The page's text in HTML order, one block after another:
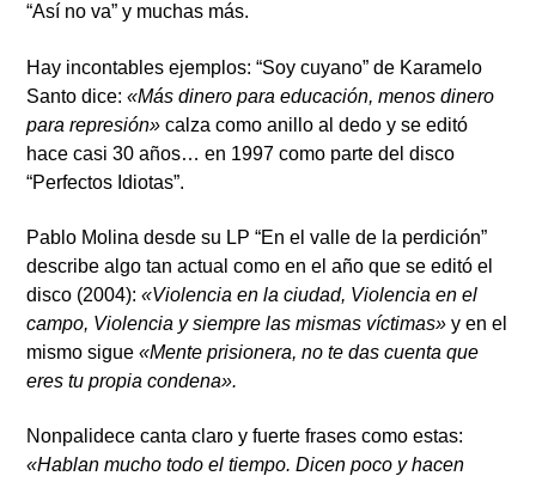
“Así no va” y muchas más.
Hay incontables ejemplos: “Soy cuyano” de Karamelo
Santo dice:«Más dinero para educación, menos dinero
para represión»calza como anillo al dedo y se editó
hace casi 30 años… en 1997 como parte del disco
“Perfectos Idiotas”.
Pablo Molina desde su LP “En el valle de la perdición”
describe algo tan actual como en el año que se editó el
disco (2004):«Violencia en la ciudad, Violencia en el
campo, Violencia y siempre las mismas víctimas»y en el
mismo sigue«Mente prisionera, no te das cuenta que
eres tu propia condena».
Nonpalidece canta claro y fuerte frases como estas:
«Hablan mucho todo el tiempo. Dicen poco y hacen